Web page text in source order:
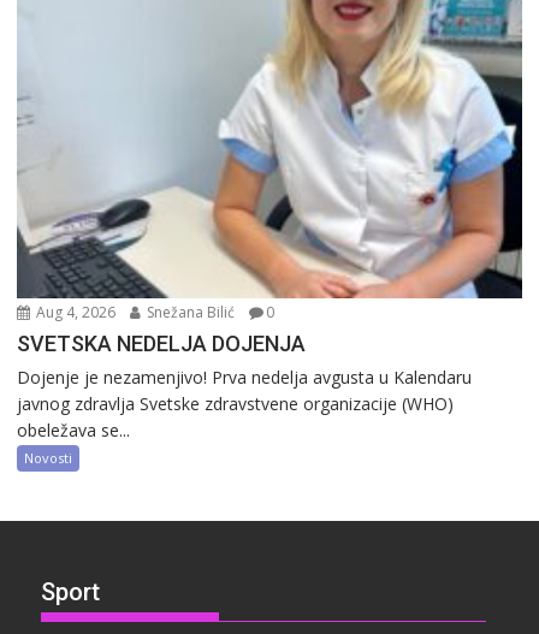
Aug 4, 2026 Snežana Bilić 0
SVETSKA NEDELJA DOJENJA
Dojenje je nezamenjivo! Prva nedelja avgusta u Kalendaru
javnog zdravlja Svetske zdravstvene organizacije (WHO)
obeležava se...
Novosti
Sport